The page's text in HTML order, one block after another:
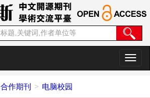
切
换
合作期刊 电脑校园